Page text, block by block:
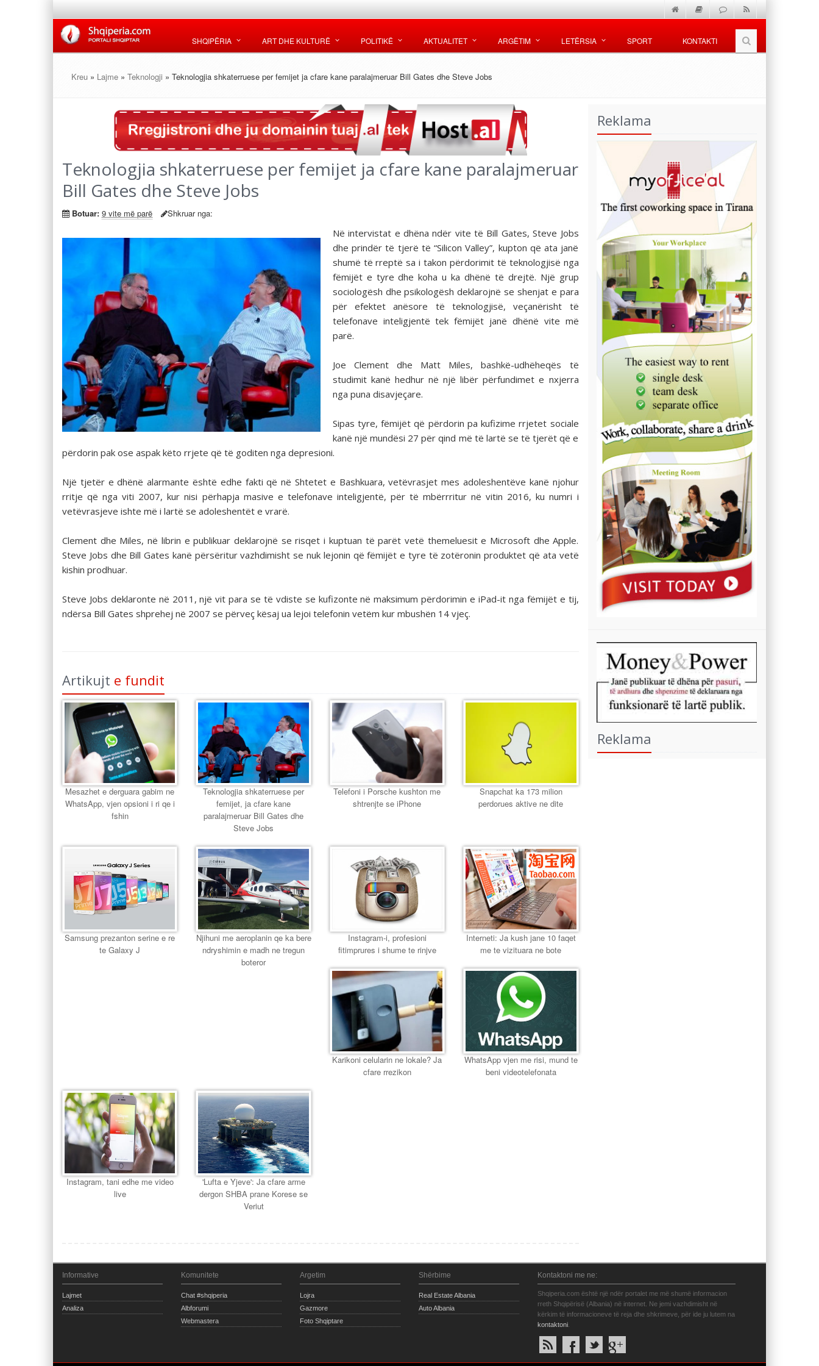
SHQIPËRIA ART DHE KULTURË POLITIKË AKTUALITET ARGËTIM LETËRSIA SPORT KONTAKTI
Kreu » Lajme » Teknologji » Teknologjia shkaterruese per femijet ja cfare kane paralajmeruar Bill Gates dhe Steve Jobs
Teknologjia shkaterruese per femijet ja cfare kane paralajmeruar
Bill Gates dhe Steve Jobs
Botuar: 9 vite më parë Shkruar nga:
Në intervistat e dhëna ndër vite të Bill Gates, Steve Jobs
dhe prindër të tjerë të “Silicon Valley”, kupton që ata janë
shumë të rreptë sa i takon përdorimit të teknologjisë nga
fëmijët e tyre dhe koha u ka dhënë të drejtë. Një grup
sociologësh dhe psikologësh deklarojnë se shenjat e para
për efektet anësore të teknologjisë, veçanërisht të
telefonave inteligjentë tek fëmijët janë dhënë vite më
parë.
Joe Clement dhe Matt Miles, bashkë-udhëheqës të
studimit kanë hedhur në një libër përfundimet e nxjerra
nga puna disavjeçare.
Sipas tyre, fëmijët që përdorin pa kufizime rrjetet sociale
kanë një mundësi 27 për qind më të lartë se të tjerët që e
përdorin pak ose aspak këto rrjete që të goditen nga depresioni.
Një tjetër e dhënë alarmante është edhe fakti që në Shtetet e Bashkuara, vetëvrasjet mes adoleshentëve kanë njohur
rritje që nga viti 2007, kur nisi përhapja masive e telefonave inteligjentë, për të mbërrritur në vitin 2016, ku numri i
vetëvrasjeve ishte më i lartë se adoleshentët e vrarë.
Clement dhe Miles, në librin e publikuar deklarojnë se risqet i kuptuan të parët vetë themeluesit e Microsoft dhe Apple.
Steve Jobs dhe Bill Gates kanë përsëritur vazhdimisht se nuk lejonin që fëmijët e tyre të zotëronin produktet që ata vetë
kishin prodhuar.
Steve Jobs deklaronte në 2011, një vit para se të vdiste se kufizonte në maksimum përdorimin e iPad-it nga fëmijët e tij,
ndërsa Bill Gates shprehej në 2007 se përveç kësaj ua lejoi telefonin vetëm kur mbushën 14 vjeç.
Artikujt e fundit
Mesazhet e derguara gabim ne
WhatsApp, vjen opsioni i ri qe i
fshin
Teknologjia shkaterruese per
femijet, ja cfare kane
paralajmeruar Bill Gates dhe
Steve Jobs
Telefoni i Porsche kushton me
shtrenjte se iPhone
Snapchat ka 173 milion
perdorues aktive ne dite
Samsung prezanton serine e re
te Galaxy J
Njihuni me aeroplanin qe ka bere
ndryshimin e madh ne tregun
boteror
Instagram-i, profesioni
fitimprures i shume te rinjve
Interneti: Ja kush jane 10 faqet
me te vizituara ne bote
Karikoni celularin ne lokale? Ja
cfare rrezikon
WhatsApp vjen me risi, mund te
beni videotelefonata
Instagram, tani edhe me video
live
'Lufta e Yjeve': Ja cfare arme
dergon SHBA prane Korese se
Veriut
Reklama
Reklama
Informative
Lajmet
Analiza
Komunitete
Chat #shqiperia
Albforumi
Webmastera
Argetim
Lojra
Gazmore
Foto Shqiptare
Shërbime
Real Estate Albania
Auto Albania
Kontaktoni me ne:
Shqiperia.com është një ndër portalet me më shumë informacion
rreth Shqipërisë (Albania) në internet. Ne jemi vazhdimisht në
kërkim të informacioneve të reja dhe shkrimeve, për ide ju lutem na
kontaktoni